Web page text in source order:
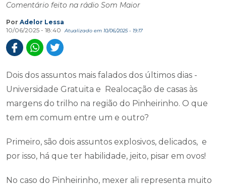
Comentário feito na rádio Som Maior
Por Adelor Lessa
10/06/2025 - 18:40
Atualizado em 10/06/2025 - 19:17
Dois dos assuntos mais falados dos últimos dias -
Universidade Gratuita e Realocação de casas às
margens do trilho na região do Pinheirinho. O que
tem em comum entre um e outro?
Primeiro, são dois assuntos explosivos, delicados, e
por isso, há que ter habilidade, jeito, pisar em ovos!
No caso do Pinheirinho, mexer ali representa muito